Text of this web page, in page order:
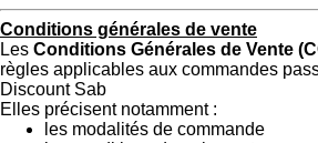
Conditions générales de vente
Les Conditions Générales de Vente
règles applicables aux commandes
Discount Sab
Elles précisent notamment :
les modalités de commande